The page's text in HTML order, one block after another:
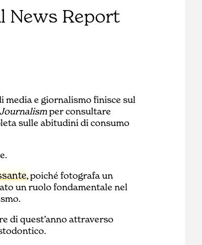
News Report
media e giornalismo finisce sul
per consultare
sulle abitudini di consumo
, poiché fotografa un
un ruolo fondamentale nel
di quest’anno attraverso